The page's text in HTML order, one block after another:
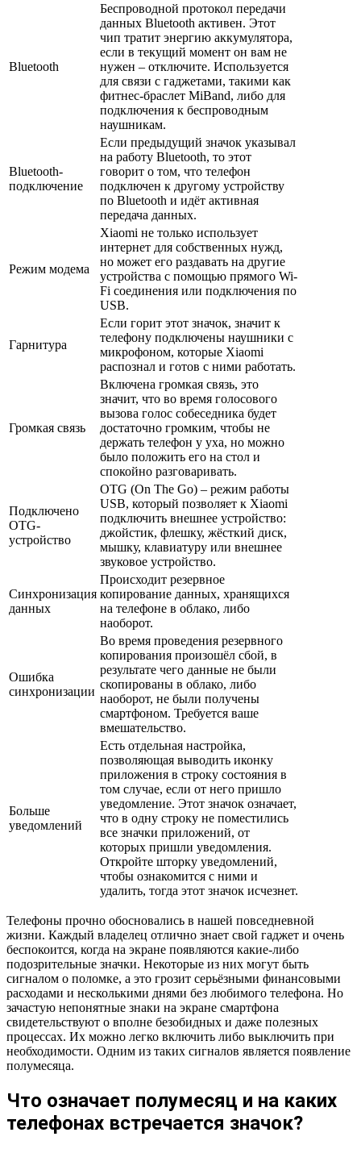
Bluetooth
Беспроводной протокол передачи
данных Bluetooth активен. Этот
чип тратит энергию аккумулятора,
если в текущий момент он вам не
нужен – отключите. Используется
для связи с гаджетами, такими как
фитнес-браслет MiBand, либо для
подключения к беспроводным
наушникам.
Bluetooth-
подключение
Если предыдущий значок указывал
на работу Bluetooth, то этот
говорит о том, что телефон
подключен к другому устройству
по Bluetooth и идёт активная
передача данных.
Режим модема
Xiaomi не только использует
интернет для собственных нужд,
но может его раздавать на другие
устройства с помощью прямого Wi-
Fi соединения или подключения по
USB.
Гарнитура
Если горит этот значок, значит к
телефону подключены наушники с
микрофоном, которые Xiaomi
распознал и готов с ними работать.
Громкая связь
Включена громкая связь, это
значит, что во время голосового
вызова голос собеседника будет
достаточно громким, чтобы не
держать телефон у уха, но можно
было положить его на стол и
спокойно разговаривать.
Подключено
OTG-
устройство
OTG (On The Go) – режим работы
USB, который позволяет к Xiaomi
подключить внешнее устройство:
джойстик, флешку, жёсткий диск,
мышку, клавиатуру или внешнее
звуковое устройство.
Синхронизация
данных
Происходит резервное
копирование данных, хранящихся
на телефоне в облако, либо
наоборот.
Ошибка
синхронизации
Во время проведения резервного
копирования произошёл сбой, в
результате чего данные не были
скопированы в облако, либо
наоборот, не были получены
смартфоном. Требуется ваше
вмешательство.
Больше
уведомлений
Есть отдельная настройка,
позволяющая выводить иконку
приложения в строку состояния в
том случае, если от него пришло
уведомление. Этот значок означает,
что в одну строку не поместились
все значки приложений, от
которых пришли уведомления.
Откройте шторку уведомлений,
чтобы ознакомится с ними и
удалить, тогда этот значок исчезнет.
Телефоны прочно обосновались в нашей повседневной
жизни. Каждый владелец отлично знает свой гаджет и очень
беспокоится, когда на экране появляются какие-либо
подозрительные значки. Некоторые из них могут быть
сигналом о поломке, а это грозит серьёзными финансовыми
расходами и несколькими днями без любимого телефона. Но
зачастую непонятные знаки на экране смартфона
свидетельствуют о вполне безобидных и даже полезных
процессах. Их можно легко включить либо выключить при
необходимости. Одним из таких сигналов является появление
полумесяца.
Что означает полумесяц и на каких
телефонах встречается значок?